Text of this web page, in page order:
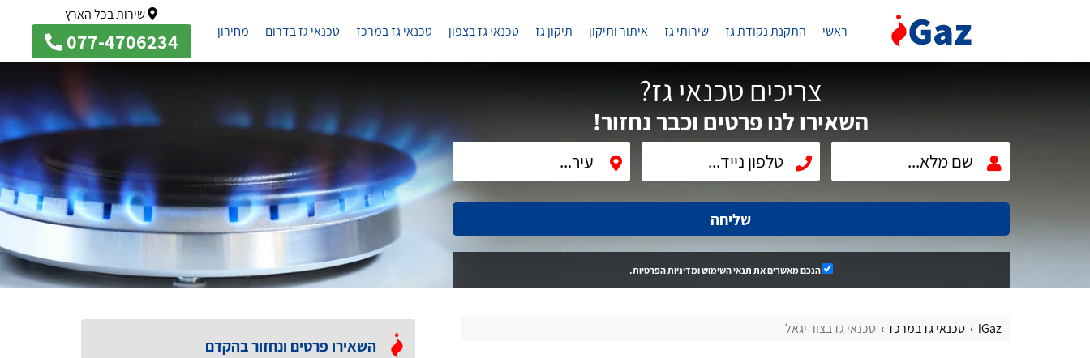
ראשי התקנת נקודת גז שירותי גז איתור ותיקון תיקון גז טכנאי גז בצפון טכנאי גז במרכז טכנאי גז בדרום מחירון
שירות בכל הארץ
077-4706234
צריכים טכנאי גז?
השאירו לנו פרטים וכבר נחזור!
שליחה
הנכם מאשרים את תנאי השימושומדיניות הפרטיות.
iGaz טכנאי גז במרכז טכנאי גז בצור יגאל
השאירו פרטים ונחזור בהקדם